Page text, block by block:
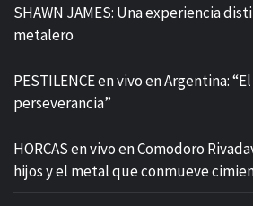
SHAWN JAMES: Una experiencia
metalero
PESTILENCE en vivo en Argentina:
perseverancia”
HORCAS en vivo en Comodoro
hijos y el metal que conmueve